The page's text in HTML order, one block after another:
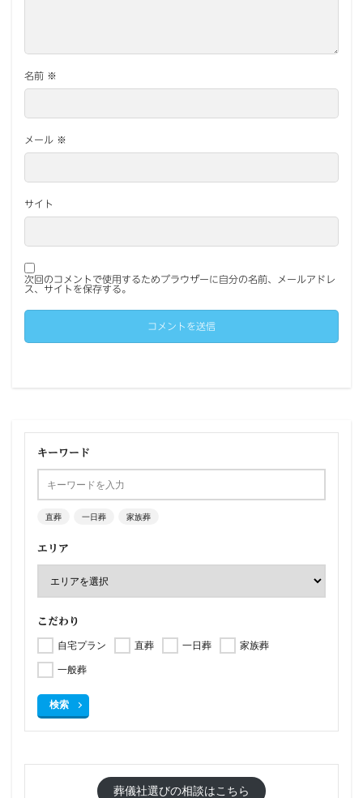
名前 ※
メール ※
サイト
次回のコメントで使用するためブラウザーに自分の名前、メールアドレ
ス、サイトを保存する。
キーワード
直葬 一日葬 家族葬
エリア
こだわり
自宅プラン 直葬 一日葬
家族葬
一般葬
検索
葬儀社選びの相談はこちら